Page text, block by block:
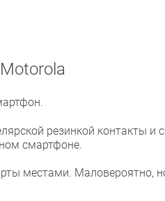
резинкой контакты и
смартфоне.
местами. Маловероятно,